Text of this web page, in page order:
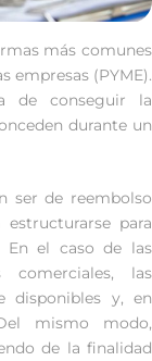
más comunes
empresas (PYME).
de conseguir la
durante un
ser de reembolso
para
En el caso de las
comerciales, las
disponibles y, en
mismo modo,
de la finalidad